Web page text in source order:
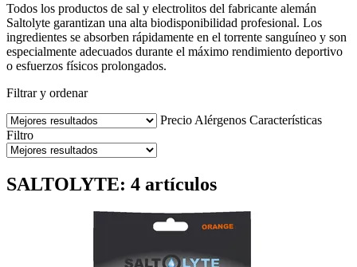
Todos los productos de sal y electrolitos del fabricante alemán
Saltolyte garantizan una alta biodisponibilidad profesional. Los
ingredientes se absorben rápidamente en el torrente sanguíneo y son
especialmente adecuados durante el máximo rendimiento deportivo
o esfuerzos físicos prolongados.
Filtrar y ordenar
Precio Alérgenos Características
Filtro
SALTOLYTE: 4 artículos